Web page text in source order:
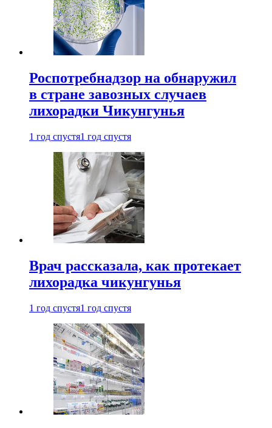
Роспотребнадзор на обнаружил
в стране завозных случаев
лихорадки Чикунгунья
1 год спустя1 год спустя
Врач рассказала, как протекает
лихорадка чикунгунья
1 год спустя1 год спустя